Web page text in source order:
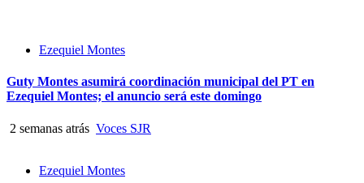
Ezequiel Montes
Guty Montes asumirá coordinación municipal del PT en
Ezequiel Montes; el anuncio será este domingo
2 semanas atrás Voces SJR
Ezequiel Montes